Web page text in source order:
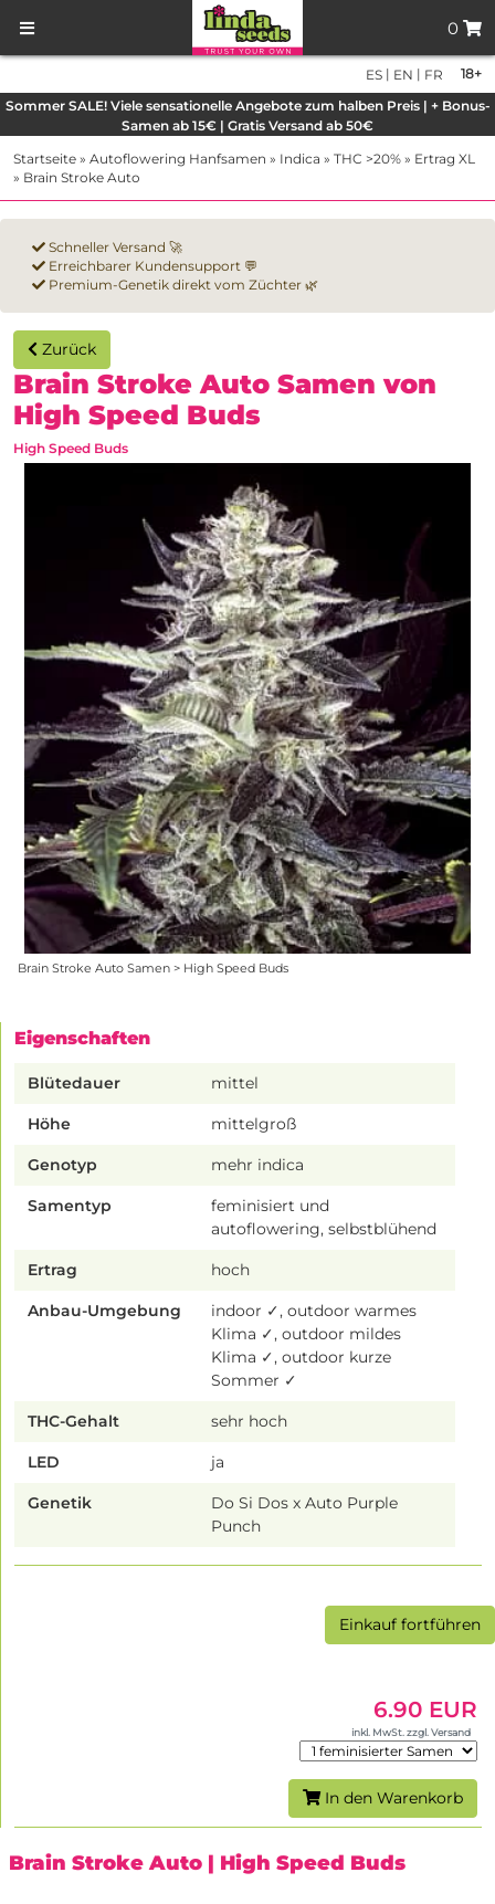
0
18+
ES | EN | FR
Sommer SALE! Viele sensationelle Angebote zum halben Preis | + Bonus-
Samen ab 15€ | Gratis Versand ab 50€
Startseite » Autoflowering Hanfsamen » Indica » THC >20% » Ertrag XL
» Brain Stroke Auto
Schneller Versand 🚀
Erreichbarer Kundensupport 💬
Premium-Genetik direkt vom Züchter 🌿
Zurück
Brain Stroke Auto Samen von
High Speed Buds
High Speed Buds
Brain Stroke Auto Samen > High Speed Buds
Eigenschaften
Blütedauer mittel
Höhe mittelgroß
Genotyp mehr indica
Samentyp
feminisiert und
autoflowering, selbstblühend
Ertrag hoch
Anbau-Umgebung
indoor ✓, outdoor warmes
Klima ✓, outdoor mildes
Klima ✓, outdoor kurze
Sommer ✓
THC-Gehalt sehr hoch
LED ja
Genetik
Do Si Dos x Auto Purple
Punch
Einkauf fortführen
6.90 EUR
inkl. MwSt. zzgl. Versand
In den Warenkorb
Brain Stroke Auto | High Speed Buds